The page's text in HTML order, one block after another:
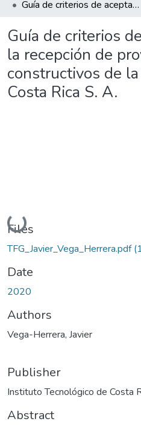
Guía de criterios de aceptación para la recepción de proyectos constructivos de la empresa Bilco Costa Rica S. A.
Guía de criterios
la recepción de
constructivos de
Costa Rica S. A.
Loading...
Files
TFG_Javier_Vega_Herrera.pdf
Date
2020
Authors
Vega-Herrera, Javier
Publisher
Instituto Tecnológico de Costa
Abstract